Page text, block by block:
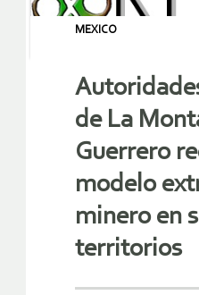
MEXICO
de La
Guerrero
modelo
minero en
territorios